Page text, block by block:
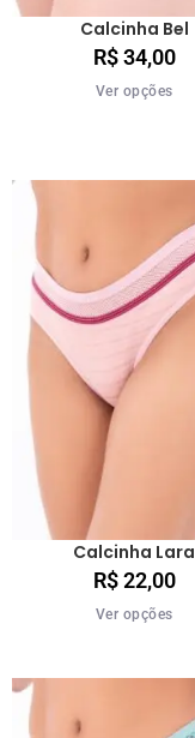
Calcinha Bel
R$34,00
Ver opções
Calcinha Lara
R$22,00
Ver opções